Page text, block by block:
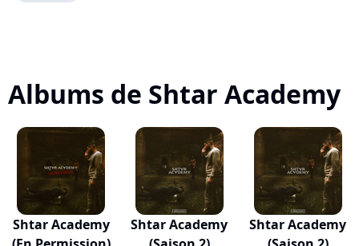
Albums de Shtar Academy
Shtar Academy
Shtar Academy
Shtar Academy